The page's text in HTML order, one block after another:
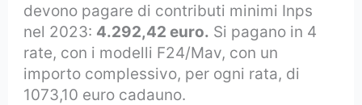
devono pagare di contributi minimi Inps
nel 2023: 4.292,42 euro. Si pagano in 4
rate, con i modelli F24/Mav, con un
importo complessivo, per ogni rata, di
1073,10 euro cadauno.